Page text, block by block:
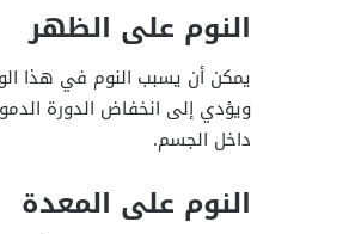
النوم على الظهر
يمكن أن يسبب النوم في هذا
ويؤدي إلى انخفاض الدورة
داخل الجسم.
النوم على المعدة